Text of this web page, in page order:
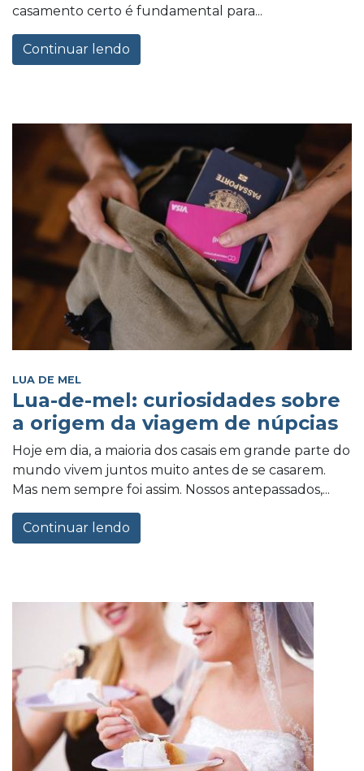
casamento certo é fundamental para...
Continuar lendo
LUA DE MEL
Lua-de-mel: curiosidades sobre
a origem da viagem de núpcias
Hoje em dia, a maioria dos casais em grande parte do
mundo vivem juntos muito antes de se casarem.
Mas nem sempre foi assim. Nossos antepassados,...
Continuar lendo